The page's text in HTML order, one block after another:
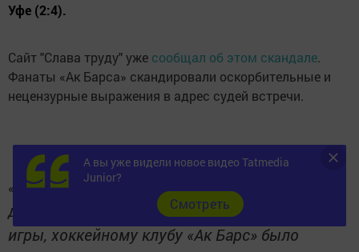
Уфе (2:4).
Сайт "Слава труду" уже сообщал об этом скандале.
Фанаты «Ак Барса» скандировали оскорбительные и
нецензурные выражения в адрес судей встречи.
«
Поскольку данные нарушения были
допущены болельщиками по завершении
игры, хоккейному клубу «Ак Барс» было
А вы уже видели новое видео Tatmedia
Junior?
Cмотреть